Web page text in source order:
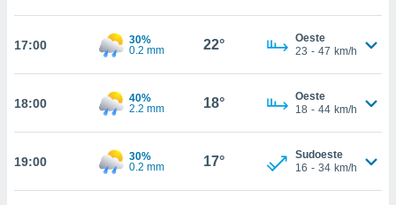
através
nós e
17:00
30%
0.2 mm
22°
Oeste
23 - 47 km/h
18:00
40%
2.2 mm
18°
Oeste
18 - 44 km/h
19:00
30%
0.2 mm
17°
Sudoeste
16 - 34 km/h